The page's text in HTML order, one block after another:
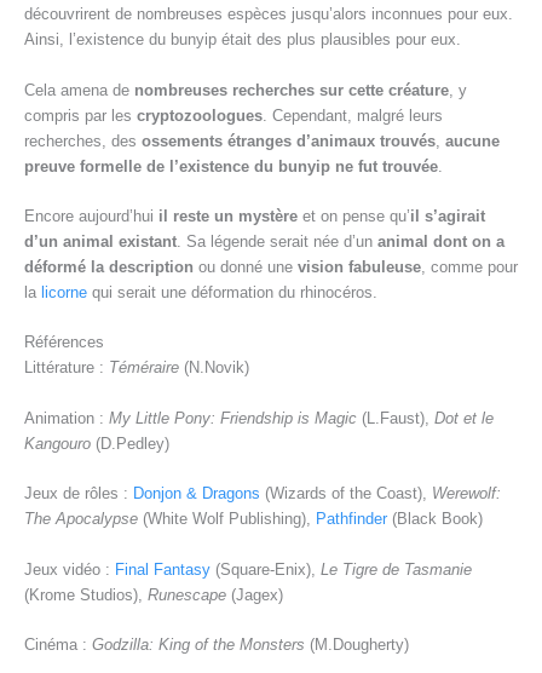
découvrirent de nombreuses espèces jusqu’alors inconnues pour eux.
Ainsi, l’existence du bunyip était des plus plausibles pour eux.
Cela amena de nombreuses recherches sur cette créature , y
compris par les cryptozoologues . Cependant, malgré leurs
recherches, des ossements étranges d’animaux trouvés aucune
preuve formelle de l’existence du bunyip ne fut trouvée
Encore aujourd’hui il reste un mystère et on pense qu’il s’agirait
d’un animal existant. Sa légende serait née d’un animal dont on a
déformé la description ou donné une vision fabuleuse, comme pour
la licorne qui serait une déformation du rhinocéros.
Références
Littérature : Téméraire (N.Novik)
Animation : My Little Pony: Friendship is Magic (L.Faust), Dot et le
Kangouro (D.Pedley)
Jeux de rôles : Donjon & Dragons (Wizards of the Coast), Werewolf:
The Apocalypse (White Wolf Publishing), Pathfinder (Black Book)
Jeux vidéo : Final Fantasy (Square-Enix), Le Tigre de Tasmanie
(Krome Studios), Runescape (Jagex)
Cinéma : Godzilla: King of the Monsters (M.Dougherty)